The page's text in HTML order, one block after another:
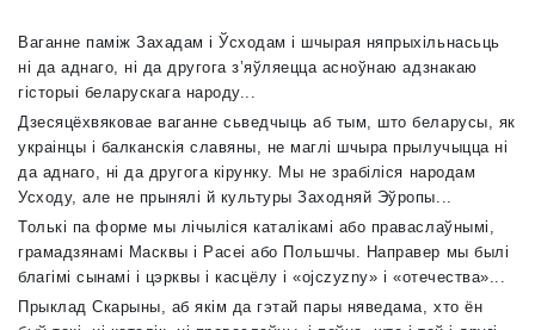
Ваганне паміж Захадам і Ўсходам і шчырая няпрыхільнасьць
ні да аднаго, ні да другога з’яўляецца асноўнаю адзнакаю
гісторыі беларускага народу...
Дзесяцёхвяковае ваганне сьведчыць аб тым, што беларусы, як
украінцы і балканскія славяны, не маглі шчыра прылучыцца ні
да аднаго, ні да другога кірунку. Мы не зрабіліся народам
Усходу, але не прынялі й культуры Заходняй Эўропы...
Толькі па форме мы лічыліся каталікамі або праваслаўнымі,
грамадзянамі Масквы і Расеі або Польшчы. Направер мы былі
благімі сынамі і цэрквы і касцёлу і «ojczyzny» і «отечества»...
Прыклад Скарыны, аб якім да гэтай пары няведама, хто ён